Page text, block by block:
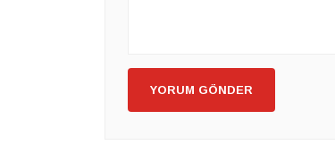
YORUM GÖNDER